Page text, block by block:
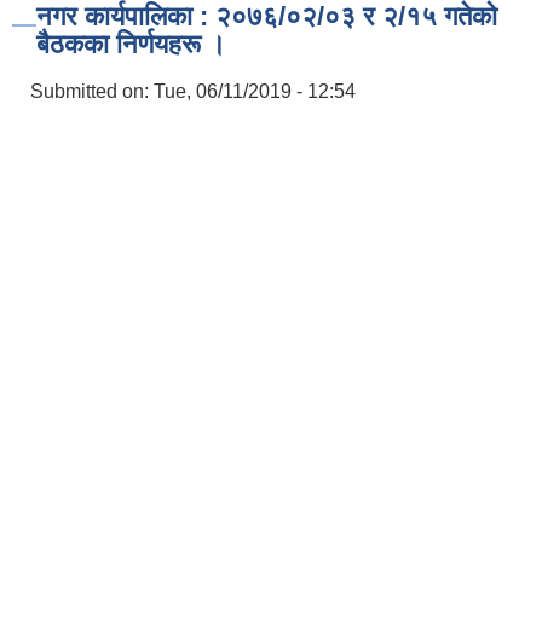
नगर कार्यपालिका : २०७६/०२/०३ र २/१५ गतेकाे
बैठकका निर्णयहरू ।
Submitted on: Tue, 06/11/2019 - 12:54